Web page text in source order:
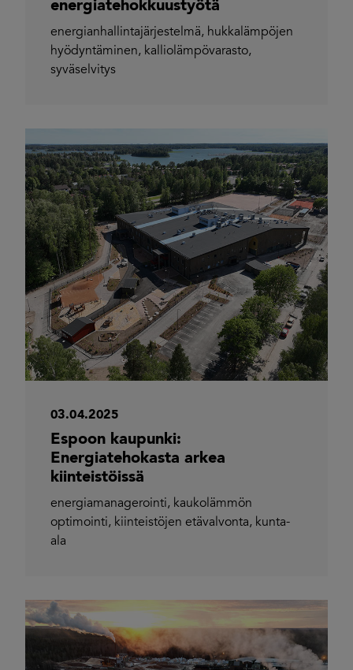
energiatehokkuustyötä
energianhallintajärjestelmä, hukkalämpöjen
hyödyntäminen, kalliolämpövarasto,
syväselvitys
03.04.2025
Espoon kaupunki:
Energiatehokasta arkea
kiinteistöissä
energiamanagerointi, kaukolämmön
optimointi, kiinteistöjen etävalvonta, kunta-
ala